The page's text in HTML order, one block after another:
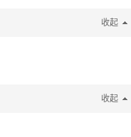
收起
收起